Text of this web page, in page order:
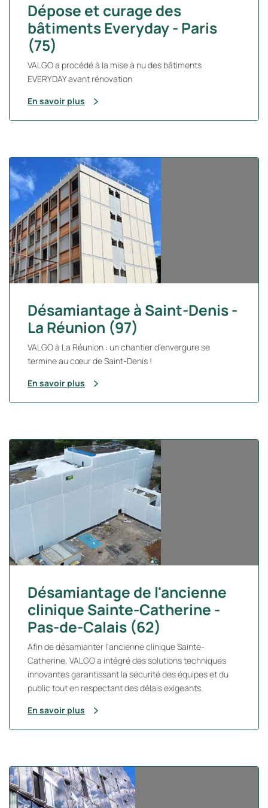
Dépose et curage des
bâtiments Everyday - Paris
(75)
VALGO a procédé à la mise à nu des bâtiments
EVERYDAY avant rénovation
En savoir plus
Désamiantage à Saint-Denis -
La Réunion (97)
VALGO à La Réunion : un chantier d'envergure se
termine au cœur de Saint-Denis !
En savoir plus
Désamiantage de l'ancienne
clinique Sainte-Catherine -
Pas-de-Calais (62)
Afin de désamianter l'ancienne clinique Sainte-
Catherine, VALGO a intégré des solutions techniques
innovantes garantissant la sécurité des équipes et du
public tout en respectant des délais exigeants.
En savoir plus